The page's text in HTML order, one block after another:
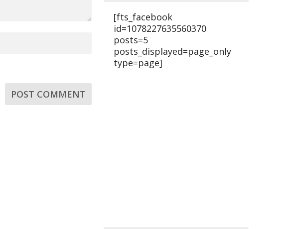
[fts_facebook
id=1078227635560370
posts=5
posts_displayed=page_only
type=page]